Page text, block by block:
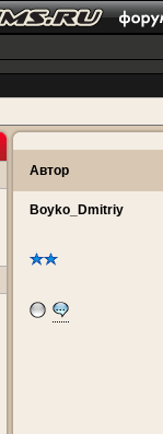
Автор
Boyko_Dmitriy